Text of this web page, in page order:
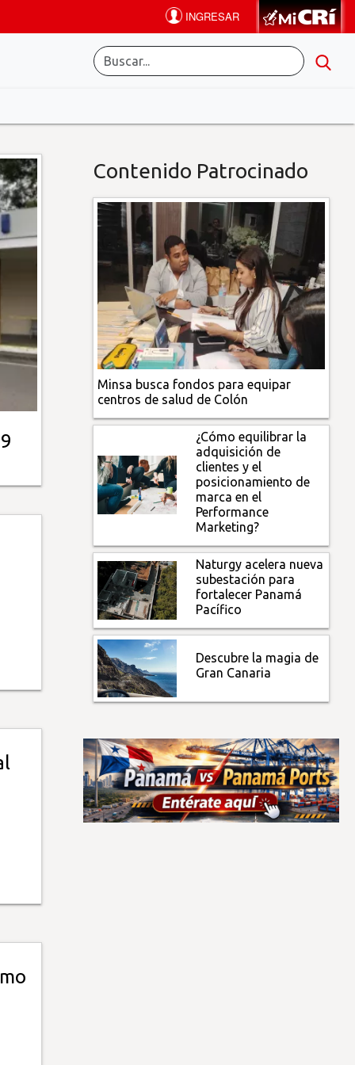
Contenido Patrocinado
Minsa busca fondos para equipar
centros de salud de Colón
¿Cómo equilibrar la
adquisición de
clientes y el
posicionamiento de
marca en el
Performance
Marketing?
Naturgy acelera nueva
subestación para
fortalecer Panamá
Pacífico
Descubre la magia de
Gran Canaria